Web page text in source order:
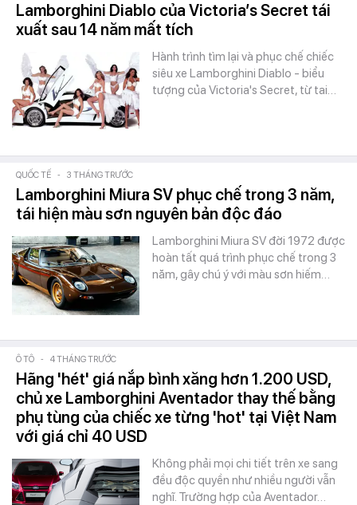
Lamborghini Diablo của Victoria’s Secret tái
xuất sau 14 năm mất tích
Hành trình tìm lại và phục chế chiếc
siêu xe Lamborghini Diablo - biểu
tượng của Victoria's Secret, từ tai…
QUỐC TẾ - 3 THÁNG TRƯỚC
Lamborghini Miura SV phục chế trong 3 năm,
tái hiện màu sơn nguyên bản độc đáo
Lamborghini Miura SV đời 1972 được
hoàn tất quá trình phục chế trong 3
năm, gây chú ý với màu sơn hiếm…
Ô TÔ - 4 THÁNG TRƯỚC
Hãng 'hét' giá nắp bình xăng hơn 1.200 USD,
chủ xe Lamborghini Aventador thay thế bằng
phụ tùng của chiếc xe từng 'hot' tại Việt Nam
với giá chỉ 40 USD
Không phải mọi chi tiết trên xe sang
đều độc quyền như nhiều người vẫn
nghĩ. Trường hợp của Aventador…